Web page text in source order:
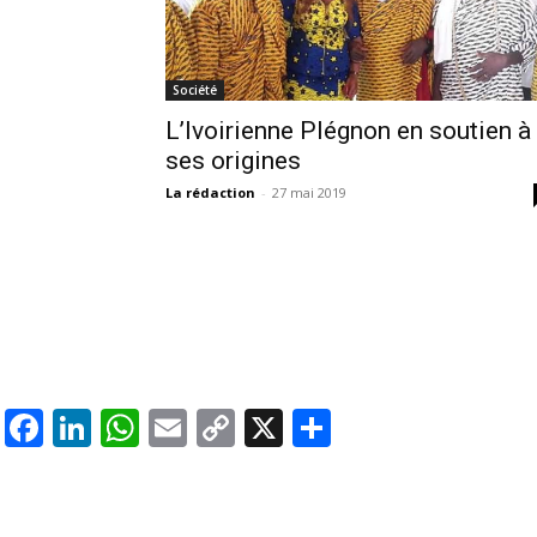
Société
L’Ivoirienne Plégnon en soutien à
ses origines
La rédaction - 27 mai 2019
Facebook
LinkedIn
WhatsApp
EmailCopy
X